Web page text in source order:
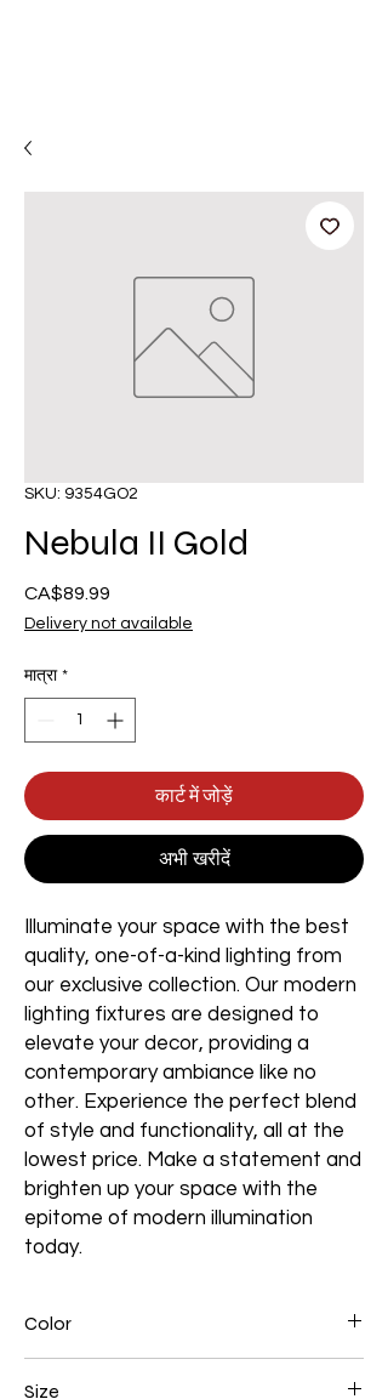
SKU: 9354GO2
Nebula II Gold
CA$89.99
Delivery not available
मात्रा *
कार्ट में जोड़ें
अभी खरीदें
Illuminate your space with the best
quality, one-of-a-kind lighting from
our exclusive collection. Our modern
lighting fixtures are designed to
elevate your decor, providing a
contemporary ambiance like no
other. Experience the perfect blend
of style and functionality, all at the
lowest price. Make a statement and
brighten up your space with the
epitome of modern illumination
today.
Color
Size